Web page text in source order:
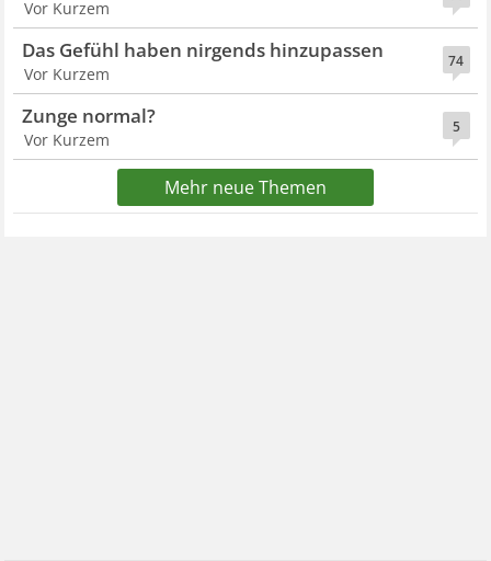
Vor Kurzem
74
Das Gefühl haben nirgends hinzupassen
Vor Kurzem
5
Zunge normal?
Vor Kurzem
Mehr neue Themen